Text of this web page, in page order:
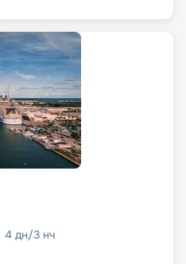
4 дн/3 нч